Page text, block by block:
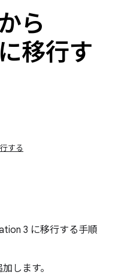
ら
移行す
する
3 に移行する手順
します。